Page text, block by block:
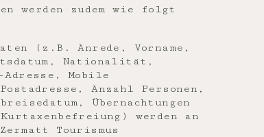
werden zudem wie folgt
(z.B. Anrede, Vorname,
Nationalität,
Mobile
Anzahl Personen,
Übernachtungen
werden an
Tourismus